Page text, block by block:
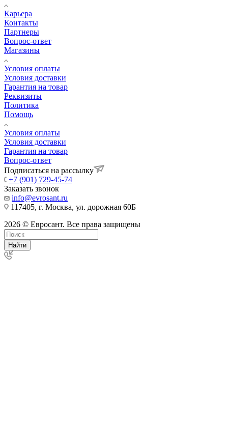
Карьера
Контакты
Партнеры
Вопрос-ответ
Магазины
Условия оплаты
Условия доставки
Гарантия на товар
Реквизиты
Политика
Помощь
Условия оплаты
Условия доставки
Гарантия на товар
Вопрос-ответ
Подписаться на рассылку
+7 (901) 729-45-74
Заказать звонок
info@evrosant.ru
117405, г. Москва, ул. дорожная 60Б
2026 © Евросант. Все права защищены
Найти